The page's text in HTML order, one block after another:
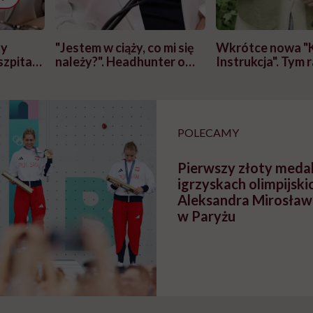
"Jestem w ciąży, co mi się
należy?". Headhunter o
pracy
Wkrótce nowa
Instrukcja". Tym
POLECAMY
Pierwszy złoty
igrzyskach
Aleksandra
w Paryżu